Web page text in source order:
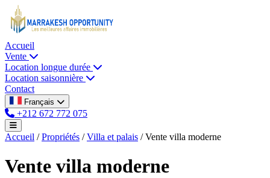
Accueil
Vente
Location longue durée
Location saisonnière
Contact
Français
+212 672 772 075
Accueil / Propriétés / Villa et palais / Vente villa moderne
Vente villa moderne